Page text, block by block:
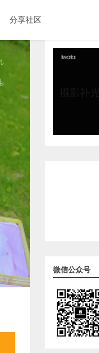
分享社区
微信公众号